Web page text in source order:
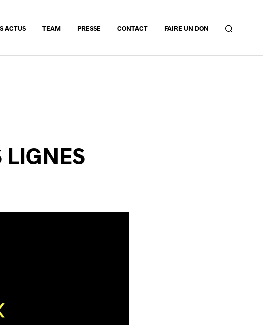
ACTUS TEAM PRESSE CONTACT FAIRE UN DON
LIGNES